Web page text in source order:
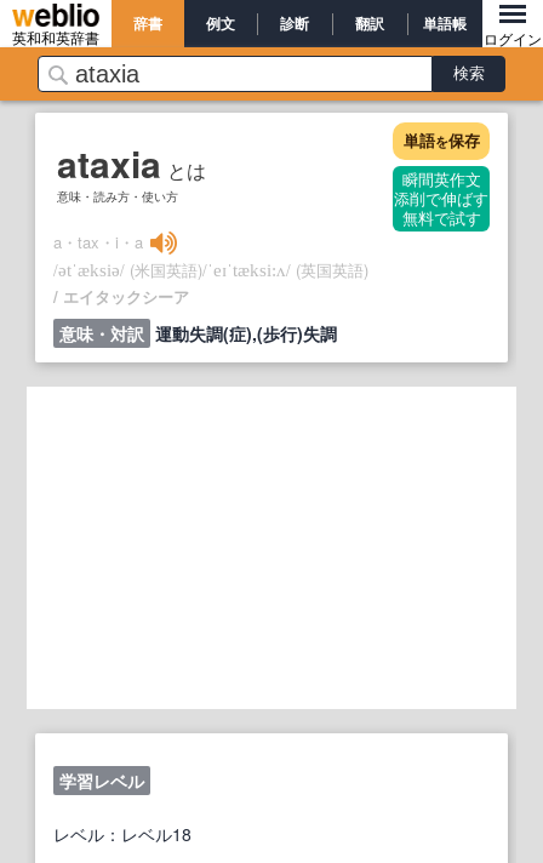
英和和英辞書
辞書 例文 診断 翻訳 単語帳
ログイン
ataxia とは
意味・読み方・使い方
単語を保存
瞬間英作文
添削で伸ばす
無料で試す
a・tax・i・a
/ətˈæksiə/ (米国英語)/ˈeɪˈtæksi:ʌ/ (英国英語)
エイタックシーア
意味・対訳 運動失調(症),(歩行)失調
学習レベル
レベル：レベル18